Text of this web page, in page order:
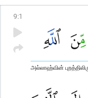
9:1
அல்லாஹ்வின்